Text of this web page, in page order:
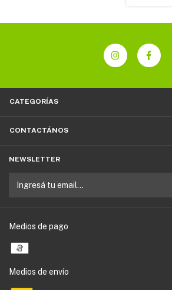
CATEGORÍAS
CONTACTÁNOS
NEWSLETTER
Medios de pago
Medios de envío